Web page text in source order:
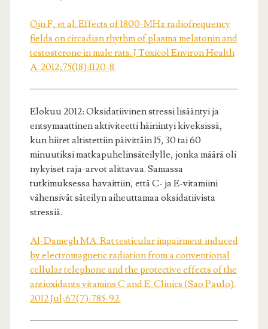
Qin F, et al. Effects of 1800-MHz radiofrequency
fields on circadian rhythm of plasma melatonin and
testosterone in male rats. J Toxicol Environ Health
A. 2012;75(18):1120-8.
Elokuu 2012: Oksidatiivinen stressi lisääntyi ja
entsymaattinen aktiviteetti häiriintyi kiveksissä,
kun hiiret altistettiin päivittäin 15, 30 tai 60
minuutiksi matkapuhelinsäteilylle, jonka määrä oli
nykyiset raja-arvot alittavaa. Samassa
tutkimuksessa havaittiin, että C- ja E-vitamiini
vähensivät säteilyn aiheuttamaa oksidatiivista
stressiä.
Al-Damegh MA. Rat testicular impairment induced
by electromagnetic radiation from a conventional
cellular telephone and the protective effects of the
antioxidants vitamins C and E. Clinics (Sao Paulo).
2012 Jul;67(7):785-92.